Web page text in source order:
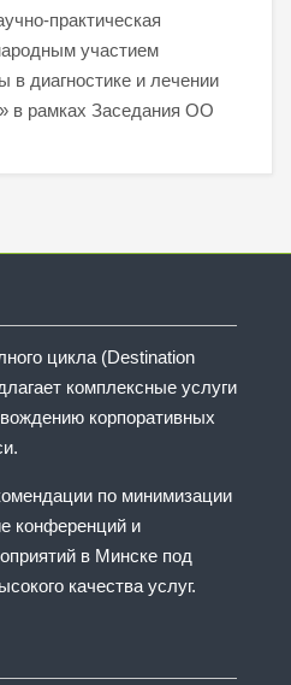
практическая
участием
диагностике и лечении
в рамках Заседания ОО
цикла (Destination
комплексные услуги
корпоративных
по минимизации
конференций и
в Минске под
качества услуг.